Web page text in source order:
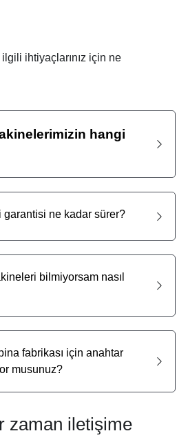
ihtiyaçlarınız için ne
hangi
garantisi ne kadar sürer?
bilmiyorsam nasıl
fabrikası için anahtar
musunuz?
zaman iletişime